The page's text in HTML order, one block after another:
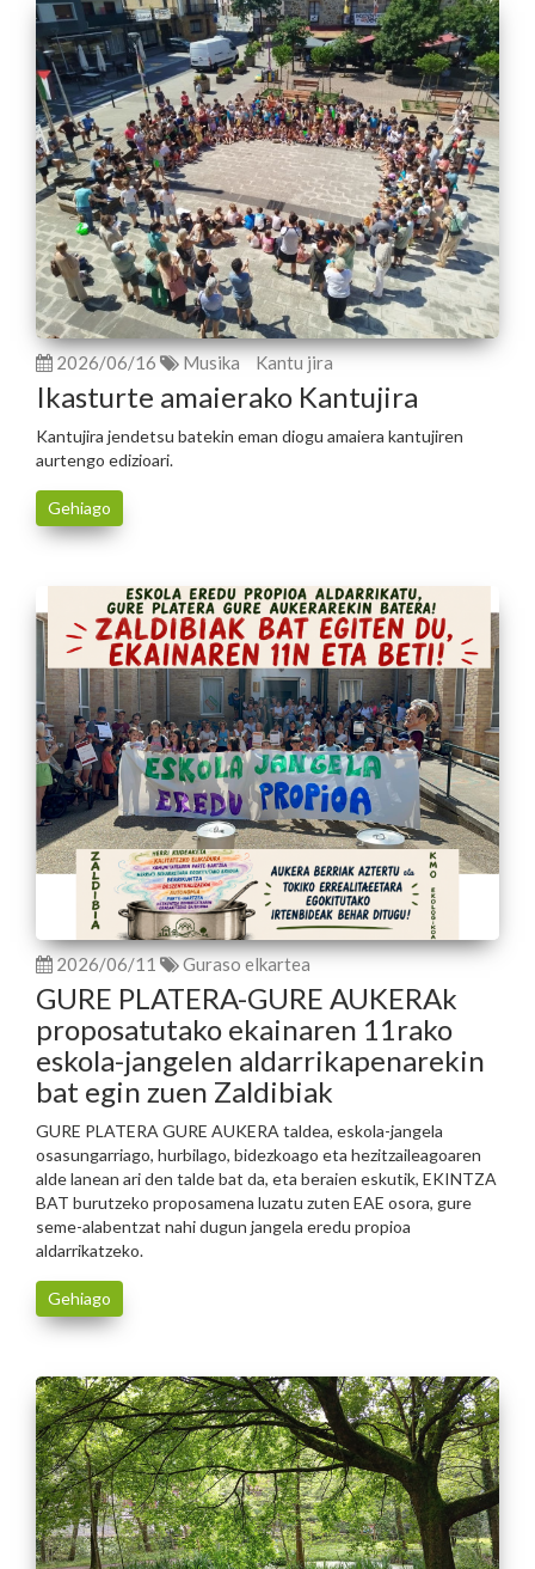
2026/06/16 Musika Kantu jira
Ikasturte amaierako Kantujira
Kantujira jendetsu batekin eman diogu amaiera kantujiren
aurtengo edizioari.
Gehiago
2026/06/11 Guraso elkartea
GURE PLATERA-GURE AUKERAk
proposatutako ekainaren 11rako
eskola-jangelen aldarrikapenarekin
bat egin zuen Zaldibiak
GURE PLATERA GURE AUKERA taldea, eskola-jangela
osasungarriago, hurbilago, bidezkoago eta hezitzaileagoaren
alde lanean ari den talde bat da, eta beraien eskutik, EKINTZA
BAT burutzeko proposamena luzatu zuten EAE osora, gure
seme-alabentzat nahi dugun jangela eredu propioa
aldarrikatzeko.
Gehiago